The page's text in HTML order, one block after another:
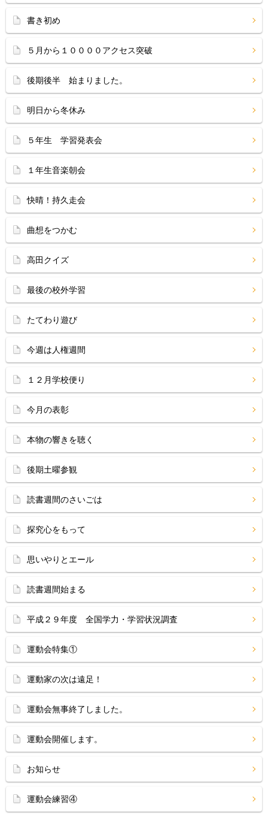
書き初め
５月から１００００アクセス突破
後期後半 始まりました。
明日から冬休み
５年生 学習発表会
１年生音楽朝会
快晴！持久走会
曲想をつかむ
高田クイズ
最後の校外学習
たてわり遊び
今週は人権週間
１２月学校便り
今月の表彰
本物の響きを聴く
後期土曜参観
読書週間のさいごは
探究心をもって
思いやりとエール
読書週間始まる
平成２９年度 全国学力・学習状況調査
運動会特集①
運動家の次は遠足！
運動会無事終了しました。
運動会開催します。
お知らせ
運動会練習④